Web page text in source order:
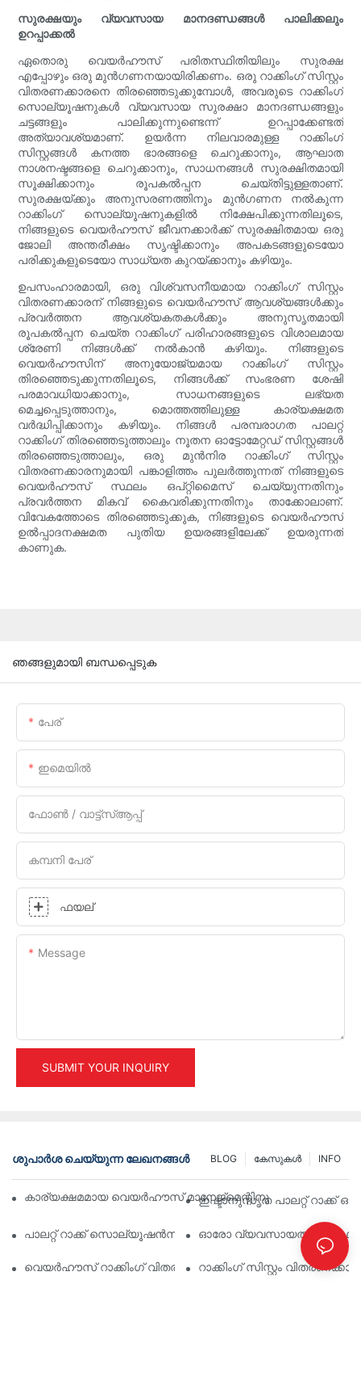
സുരക്ഷയും വ്യവസായ മാനദണ്ഡങ്ങൾ പാലിക്കലും
ഉറപ്പാക്കൽ
ഏതൊരു വെയർഹൗസ് പരിതസ്ഥിതിയിലും സുരക്ഷ
എപ്പോഴും ഒരു മുൻ‌ഗണനയായിരിക്കണം. ഒരു റാക്കിംഗ് സിസ്റ്റം
വിതരണക്കാരനെ തിരഞ്ഞെടുക്കുമ്പോൾ, അവരുടെ റാക്കിംഗ്
സൊല്യൂഷനുകൾ വ്യവസായ സുരക്ഷാ മാനദണ്ഡങ്ങളും
ചട്ടങ്ങളും പാലിക്കുന്നുണ്ടെന്ന് ഉറപ്പാക്കേണ്ടത്
അത്യാവശ്യമാണ്. ഉയർന്ന നിലവാരമുള്ള റാക്കിംഗ്
സിസ്റ്റങ്ങൾ കനത്ത ഭാരങ്ങളെ ചെറുക്കാനും, ആഘാത
നാശനഷ്ടങ്ങളെ ചെറുക്കാനും, സാധനങ്ങൾ സുരക്ഷിതമായി
സൂക്ഷിക്കാനും രൂപകൽപ്പന ചെയ്തിട്ടുള്ളതാണ്.
സുരക്ഷയ്ക്കും അനുസരണത്തിനും മുൻഗണന നൽകുന്ന
റാക്കിംഗ് സൊല്യൂഷനുകളിൽ നിക്ഷേപിക്കുന്നതിലൂടെ,
നിങ്ങളുടെ വെയർഹൗസ് ജീവനക്കാർക്ക് സുരക്ഷിതമായ ഒരു
ജോലി അന്തരീക്ഷം സൃഷ്ടിക്കാനും അപകടങ്ങളുടെയോ
പരിക്കുകളുടെയോ സാധ്യത കുറയ്ക്കാനും കഴിയും.
ഉപസംഹാരമായി, ഒരു വിശ്വസനീയമായ റാക്കിംഗ് സിസ്റ്റം
വിതരണക്കാരന് നിങ്ങളുടെ വെയർഹൗസ് ആവശ്യങ്ങൾക്കും
പ്രവർത്തന ആവശ്യകതകൾക്കും അനുസൃതമായി
രൂപകൽപ്പന ചെയ്ത റാക്കിംഗ് പരിഹാരങ്ങളുടെ വിശാലമായ
ശ്രേണി നിങ്ങൾക്ക് നൽകാൻ കഴിയും. നിങ്ങളുടെ
വെയർഹൗസിന് അനുയോജ്യമായ റാക്കിംഗ് സിസ്റ്റം
തിരഞ്ഞെടുക്കുന്നതിലൂടെ, നിങ്ങൾക്ക് സംഭരണ ശേഷി
പരമാവധിയാക്കാനും, സാധനങ്ങളുടെ ലഭ്യത
മെച്ചപ്പെടുത്താനും, മൊത്തത്തിലുള്ള കാര്യക്ഷമത
വർദ്ധിപ്പിക്കാനും കഴിയും. നിങ്ങൾ പരമ്പരാഗത പാലറ്റ്
റാക്കിംഗ് തിരഞ്ഞെടുത്താലും നൂതന ഓട്ടോമേറ്റഡ് സിസ്റ്റങ്ങൾ
തിരഞ്ഞെടുത്താലും, ഒരു മുൻനിര റാക്കിംഗ് സിസ്റ്റം
വിതരണക്കാരനുമായി പങ്കാളിത്തം പുലർത്തുന്നത് നിങ്ങളുടെ
വെയർഹൗസ് സ്ഥലം ഒപ്റ്റിമൈസ് ചെയ്യുന്നതിനും
പ്രവർത്തന മികവ് കൈവരിക്കുന്നതിനും താക്കോലാണ്.
വിവേകത്തോടെ തിരഞ്ഞെടുക്കുക, നിങ്ങളുടെ വെയർഹൗസ്
ഉൽപ്പാദനക്ഷമത പുതിയ ഉയരങ്ങളിലേക്ക് ഉയരുന്നത്
കാണുക.
ഞങ്ങളുമായി ബന്ധപ്പെടുക
പേര്
ഇമെയിൽ
ഫോൺ / വാട്ട്സ്ആപ്പ്
കമ്പനി പേര്
ഫയല്
Message
SUBMIT YOUR INQUIRY
ശുപാർശ ചെയ്യുന്ന ലേഖനങ്ങൾ INFO
കേസുകൾ
BLOG
കാര്യക്ഷമമായ വെയർഹൗസ് മാനേജ്മെന്റിനുള്ള മികച്ച
ഇഷ്ടാനുസൃത പാലറ്റ് റാക്ക്
പാലറ്റ് റാക്ക് സൊല്യൂഷൻസിന്റെ ഭാവി: ട്രെൻഡുകളും
ഓരോ വ്യവസായത്തിനും
വെയർഹൗസ് റാക്കിംഗ് വിതരണക്കാർ: എന്താണ് ശ്രദ്ധിക്കേണ്ടത്
റാക്കിംഗ് സിസ്റ്റം